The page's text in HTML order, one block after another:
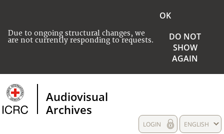
Due to ongoing structural changes, we
are not currently responding to requests.
OK
DO NOT
SHOW
AGAIN
Audiovisual
Archives
ENGLISH
LOGIN